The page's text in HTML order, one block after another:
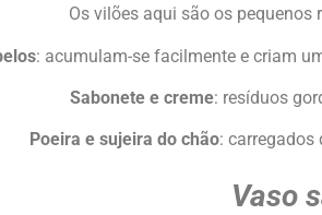
Os vilões aqui são os
: acumulam-se facilmente e criam
Sabonete e creme: resíduos
Poeira e sujeira do chão: carregados
Vaso